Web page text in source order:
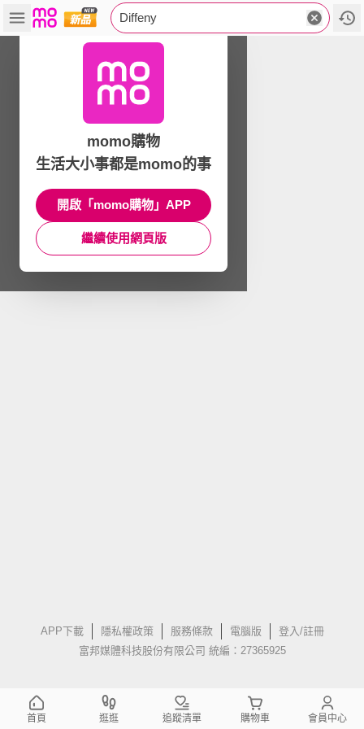
Diffeny
APP下載 隱私權政策 服務條款 電腦版
登入/註冊
富邦媒體科技股份有限公司 統編：27365925
momo購物
生活大小事都是momo的事
開啟「momo購物」APP
繼續使用網頁版
首頁 逛逛 追蹤清單 購物車 會員中心